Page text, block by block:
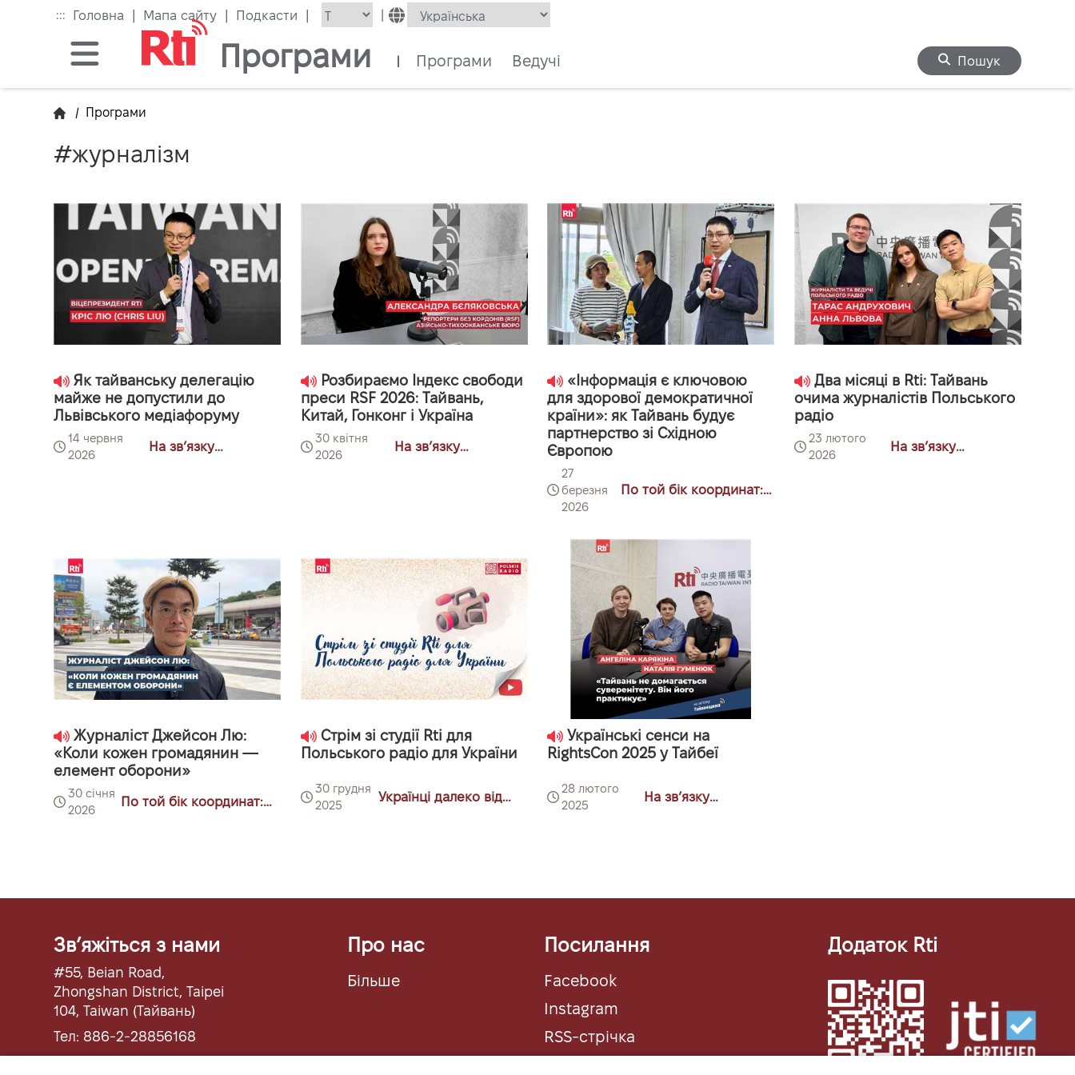
::: Головна | Мапа сайту | Подкасти | |
Програми | Програми Ведучі Пошук
/ Програми
#журналізм
Як тайванську делегацію
майже не допустили до
Львівського медіафоруму
14 червня
2026
На звʼязку
Розбираємо Індекс свободи
преси RSF 2026: Тайвань,
Китай, Гонконг і Україна
30 квітня
2026
На звʼязку
«Інформація є ключовою
для здорової демократичної
країни»: як Тайвань будує
партнерство зі Східною
Європою
27
березня
2026
По той бік координат:
Два місяці в Rti: Тайвань
очима журналістів Польського
радіо
23 лютого
2026
На звʼязку
Журналіст Джейсон Лю:
«Коли кожен громадянин —
елемент оборони»
30 січня
2026
По той бік координат:
Стрім зі студії Rti для
Польського радіо для України
30 грудня
2025
Українці далеко від
Українські сенси на
RightsCon 2025 у Тайбеї
28 лютого
2025
На звʼязку
Звʼяжіться з нами
#55, Beian Road,
Zhongshan District, Taipei
104, Taiwan (Тайвань)
Тел: 886-2-28856168
Про нас
Більше
Посилання
Facebook
Instagram
RSS-стрічка
Додаток Rti